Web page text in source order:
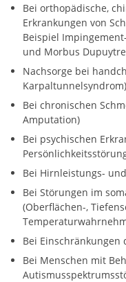
Bei orthopädische,
Erkrankungen von
Beispiel
und Morbus
Nachsorge bei
Karpaltunnelsyndrom)
Bei chronischen
Amputation)
Bei psychischen
Bei Hirnleistungs-
Bei Störungen im
(Oberflächen-,
Bei Einschränkungen
Bei Menschen mit